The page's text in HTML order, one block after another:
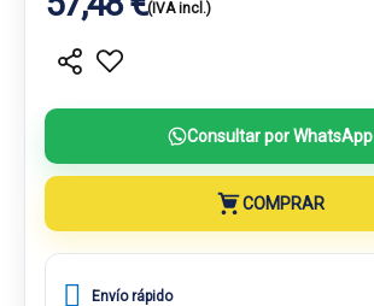
(IVA incl.)
Consultar por WhatsApp
COMPRAR
Envío rápido